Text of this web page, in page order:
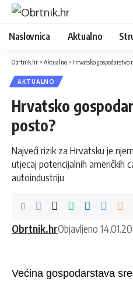
Naslovnica Aktualno
Obrtnik.hr > Aktualno > Hrvatsko gospodarstvo
AKTUALNO
Hrvatsko
posto?
Najveći rizik za Hrvatsku je
utjecaj potencijalnih američkih
autoindustriju
Obrtnik.hrObjavljeno
Većina gospodarstava